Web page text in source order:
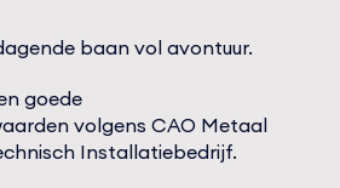
baan vol avontuur.
goede
volgens CAO Metaal
Installatiebedrijf.